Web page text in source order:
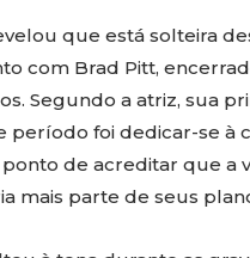
que está solteira
com Brad Pitt,
Segundo a atriz, sua
período foi dedicar-se à
ponto de acreditar que a
mais parte de seus